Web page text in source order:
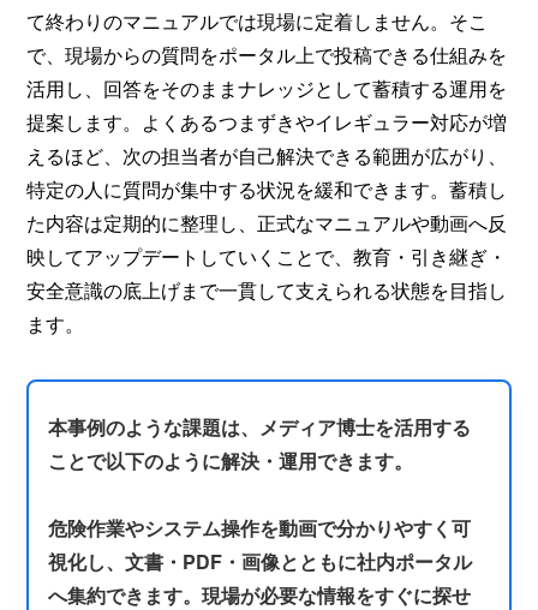
て終わりのマニュアルでは現場に定着しません。そこ
で、現場からの質問をポータル上で投稿できる仕組みを
活用し、回答をそのままナレッジとして蓄積する運用を
提案します。よくあるつまずきやイレギュラー対応が増
えるほど、次の担当者が自己解決できる範囲が広がり、
特定の人に質問が集中する状況を緩和できます。蓄積し
た内容は定期的に整理し、正式なマニュアルや動画へ反
映してアップデートしていくことで、教育・引き継ぎ・
安全意識の底上げまで一貫して支えられる状態を目指し
ます。
本事例のような課題は、メディア博士を活用する
危険作業やシステム操作を動画で分かりやすく可
視化し、文書・PDF・画像とともに社内ポータル
へ集約できます。現場が必要な情報をすぐに探せ